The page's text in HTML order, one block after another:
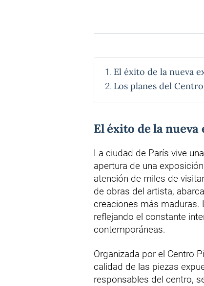
El éxito de la nueva
Los planes del
El éxito de la nueva
La ciudad de París vive
apertura de una
atención de miles de
de obras del artista,
creaciones más maduras.
reflejando el constante
contemporáneas.
Organizada por el Centro
calidad de las piezas
responsables del centro,